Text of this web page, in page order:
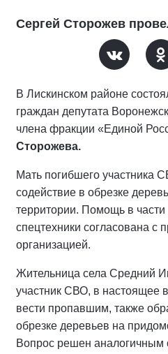
Сергей Сторожев
В Лискинском районе
граждан депутата
члена фракции «Единой
Сторожева.
Мать погибшего участника
содействие в обрезке
территории. Помощь в части
спецтехники согласована с
организацией.
Жительница села Средний
участник СВО, в настоящее
вести пропавшим, также
обрезке деревьев на
Вопрос решен аналогичным